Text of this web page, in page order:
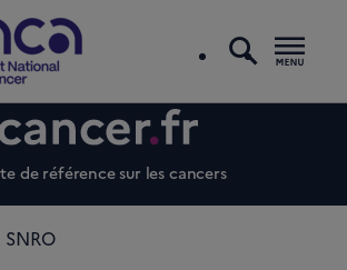
de référence sur les cancers
SNRO